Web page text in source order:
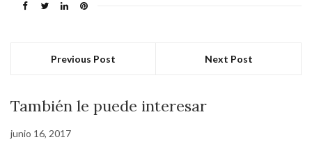
Previous Post Next Post
También le puede interesar
junio 16, 2017